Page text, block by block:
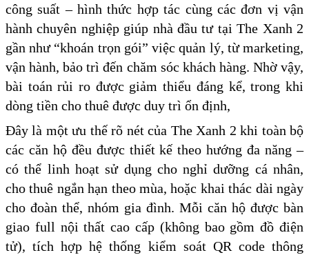
công suất – hình thức hợp tác cùng các đơn vị vận
hành chuyên nghiệp giúp nhà đầu tư tại The Xanh 2
gần như “khoán trọn gói” việc quản lý, từ marketing,
vận hành, bảo trì đến chăm sóc khách hàng. Nhờ vậy,
bài toán rủi ro được giảm thiểu đáng kể, trong khi
dòng tiền cho thuê được duy trì ổn định,
Đây là một ưu thế rõ nét của The Xanh 2 khi toàn bộ
các căn hộ đều được thiết kế theo hướng đa năng –
có thể linh hoạt sử dụng cho nghỉ dưỡng cá nhân,
cho thuê ngắn hạn theo mùa, hoặc khai thác dài ngày
cho đoàn thể, nhóm gia đình. Mỗi căn hộ được bàn
giao full nội thất cao cấp (không bao gồm đồ điện
tử), tích hợp hệ thống kiểm soát QR code thông